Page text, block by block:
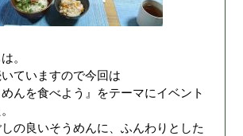
。
ていますので今回は
めんを食べよう』をテーマにイベント
の良いそうめんに、ふんわりとした